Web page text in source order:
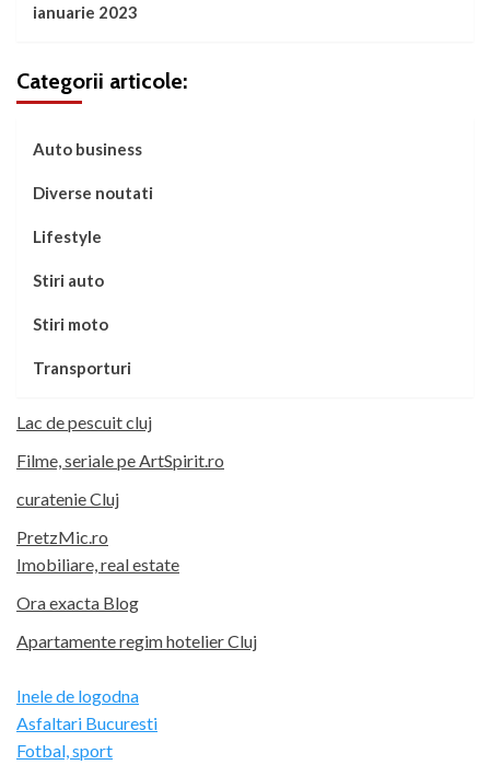
ianuarie 2023
Categorii articole:
Auto business
Diverse noutati
Lifestyle
Stiri auto
Stiri moto
Transporturi
Lac de pescuit cluj
Filme, seriale pe ArtSpirit.ro
curatenie Cluj
PretzMic.ro
Imobiliare, real estate
Ora exacta Blog
Apartamente regim hotelier Cluj
Inele de logodna
Asfaltari Bucuresti
Fotbal, sport